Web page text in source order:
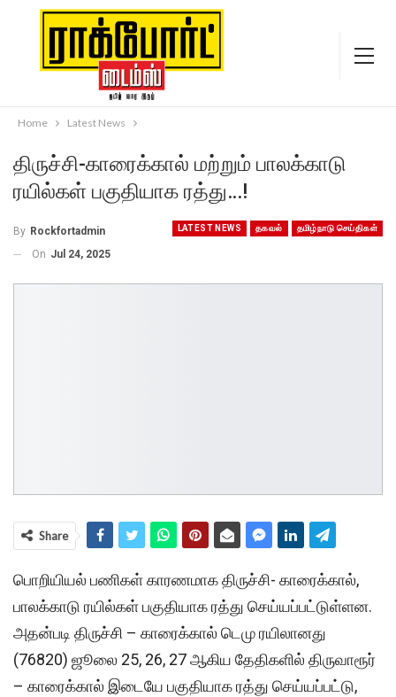
Home Latest News
திருச்சி-காரைக்கால் மற்றும் பாலக்காடு
ரயில்கள் பகுதியாக ரத்து…!
LATEST NEWS தகவல் தமிழ்நாடு செய்திகள்
By Rockfortadmin
On Jul 24, 2025
Share
பொறியியல் பணிகள் காரணமாக திருச்சி- காரைக்கால்,
பாலக்காடு ரயில்கள் பகுதியாக ரத்து செய்யப்பட்டுள்ளன.
அதன்படி திருச்சி – காரைக்கால் டெமு ரயிலானது
(76820) ஜூலை 25, 26, 27 ஆகிய தேதிகளில் திருவாரூர்
– காரைக்கால் இடையே பகுதியாக ரத்து செய்யப்பட்டு,